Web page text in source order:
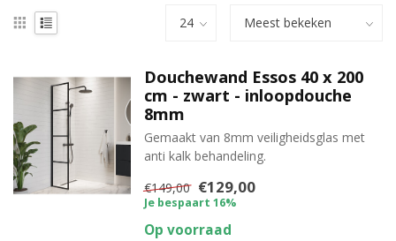
Douchewand Essos 40 x 200
cm - zwart - inloopdouche
8mm
Gemaakt van 8mm veiligheidsglas met
anti kalk behandeling.
€149,00 €129,00
Je bespaart 16%
Op voorraad